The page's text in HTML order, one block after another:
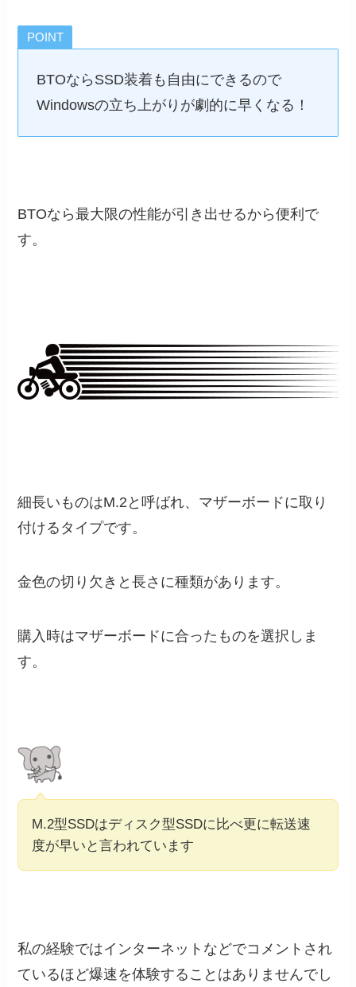
POINT
BTOならSSD装着も自由にできるので
Windowsの立ち上がりが劇的に早くなる！
BTOなら最大限の性能が引き出せるから便利で
す。
細長いものはM.2と呼ばれ、マザーボードに取り
付けるタイプです。
金色の切り欠きと長さに種類があります。
購入時はマザーボードに合ったものを選択しま
す。
M.2型SSDはディスク型SSDに比べ更に転送速
度が早いと言われています
私の経験ではインターネットなどでコメントされ
ているほど爆速を体験することはありませんでし